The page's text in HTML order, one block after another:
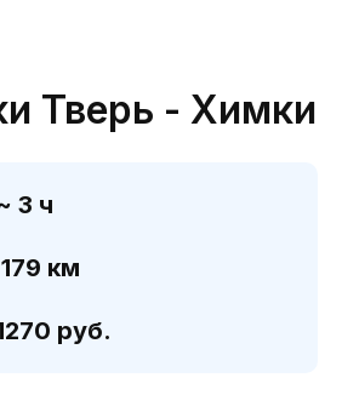
Тверь - Химки
3 ч
км
руб.